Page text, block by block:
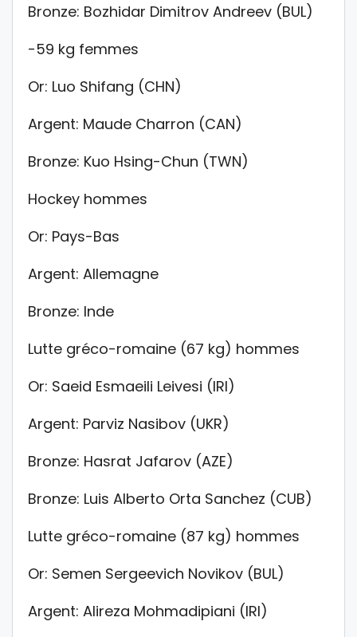
Bronze: Bozhidar Dimitrov Andreev (BUL)
-59 kg femmes
Or: Luo Shifang (CHN)
Argent: Maude Charron (CAN)
Bronze: Kuo Hsing-Chun (TWN)
Hockey hommes
Or: Pays-Bas
Argent: Allemagne
Bronze: Inde
Lutte gréco-romaine (67 kg) hommes
Or: Saeid Esmaeili Leivesi (IRI)
Argent: Parviz Nasibov (UKR)
Bronze: Hasrat Jafarov (AZE)
Bronze: Luis Alberto Orta Sanchez (CUB)
Lutte gréco-romaine (87 kg) hommes
Or: Semen Sergeevich Novikov (BUL)
Argent: Alireza Mohmadipiani (IRI)